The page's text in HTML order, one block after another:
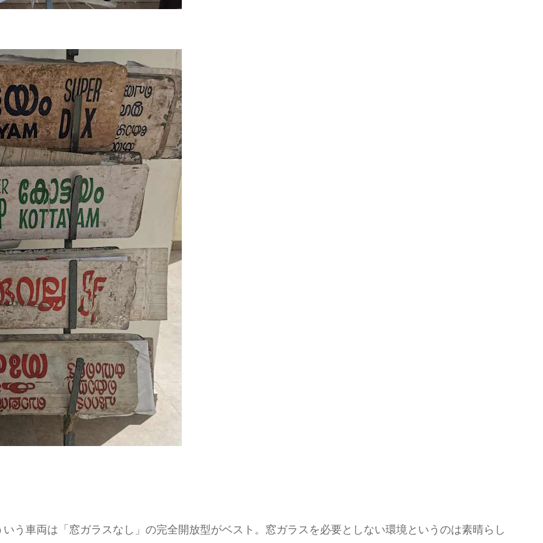
う車両は「窓ガラスなし」の完全開放型がベスト。窓ガラスを必要としない環境というのは素晴らし